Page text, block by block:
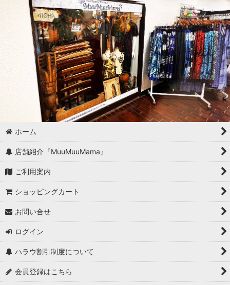
ホーム
店舗紹介『MuuMuuMama』
ご利用案内
ショッピングカート
お問い合せ
ログイン
ハラウ割引制度について
会員登録はこちら